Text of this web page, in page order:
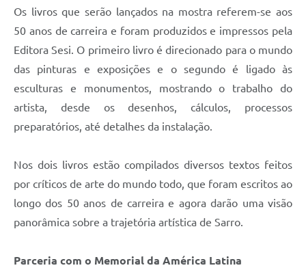
Os livros que serão lançados na mostra referem-se aos
50 anos de carreira e foram produzidos e impressos pela
Editora Sesi. O primeiro livro é direcionado para o mundo
das pinturas e exposições e o segundo é ligado às
esculturas e monumentos, mostrando o trabalho do
artista, desde os desenhos, cálculos, processos
preparatórios, até detalhes da instalação.
Nos dois livros estão compilados diversos textos feitos
por críticos de arte do mundo todo, que foram escritos ao
longo dos 50 anos de carreira e agora darão uma visão
panorâmica sobre a trajetória artística de Sarro.
Parceria com o Memorial da América Latina